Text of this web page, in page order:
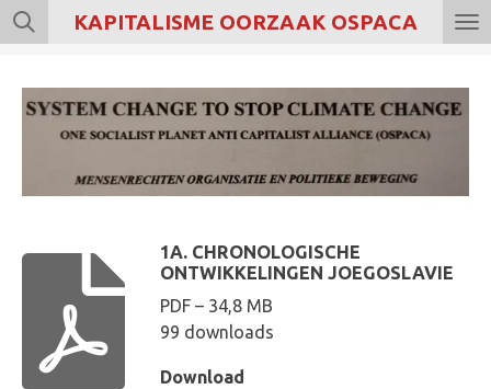
Ga
naar
de
hoofdinhoud
KAPITALISME OORZAAK OSPACA
1A. CHRONOLOGISCHE
ONTWIKKELINGEN JOEGOSLAVIE
PDF – 34,8 MB
99 downloads
Download